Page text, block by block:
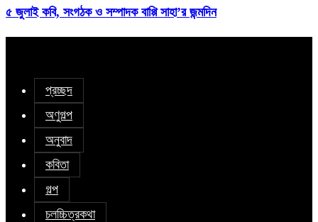
৫ জুলাই কবি, সংগঠক ও সম্পাদক বাপ্পি সাহা’র জন্মদিন
প্রচ্ছদ
অণুগল্প
অনুবাদ
কবিতা
গল্প
চলচ্চিত্রকথা